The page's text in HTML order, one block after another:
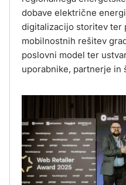
dobave električne
digitalizacijo storitev ter
mobilnostnih rešitev
poslovni model ter
uporabnike, partnerje in